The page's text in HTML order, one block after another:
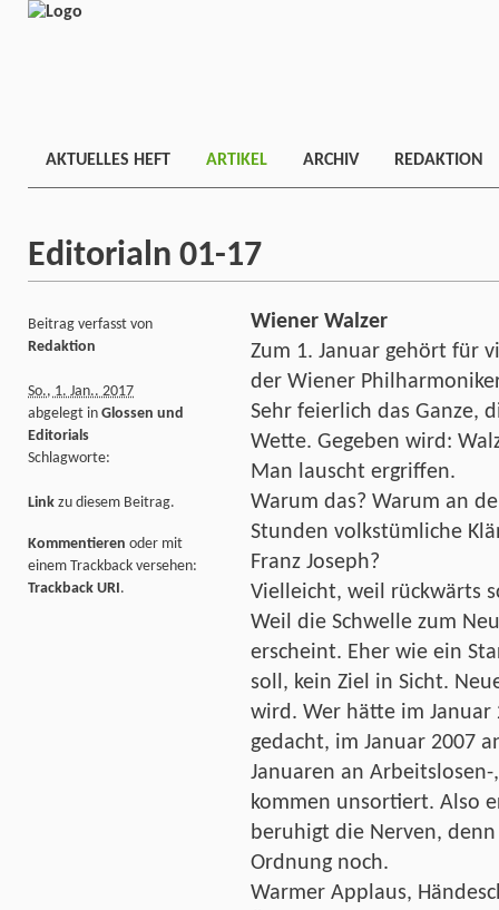
AKTUELLES HEFT ARTIKEL ARCHIV REDAKTION
Editorialn 01-17
Wiener Walzer
Zum 1. Januar gehört für
der Wiener
Sehr feierlich das Ganze,
Wette. Gegeben wird:
Man lauscht ergriffen.
Warum das? Warum an
Stunden volkstümliche
Franz Joseph?
Vielleicht, weil rückwärts
Weil die Schwelle zum
erscheint. Eher wie ein
soll, kein Ziel in Sicht.
wird. Wer hätte im Januar
gedacht, im Januar 2007
Januaren an
kommen unsortiert. Also
beruhigt die Nerven,
Ordnung noch.
Warmer Applaus,
Beitrag verfasst von
Redaktion
So., 1. Jan.. 2017
abgelegt in Glossen und
Editorials
Schlagworte:
Link zu diesem Beitrag.
Kommentieren oder mit
einem Trackback versehen:
Trackback URI.